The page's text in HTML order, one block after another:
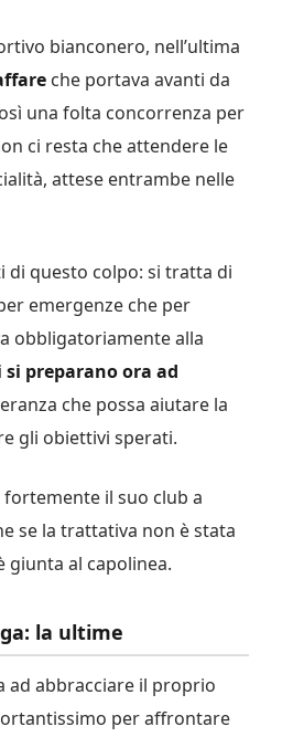
bianconero, nell’ultima
che portava avanti da
una folta concorrenza per
ci resta che attendere le
attese entrambe nelle
di questo colpo: si tratta di
emergenze che per
obbligatoriamente alla
si preparano ora ad
che possa aiutare la
gli obiettivi sperati.
il suo club a
se la trattativa non è stata
giunta al capolinea.
la ultime
ad abbracciare il proprio
per affrontare